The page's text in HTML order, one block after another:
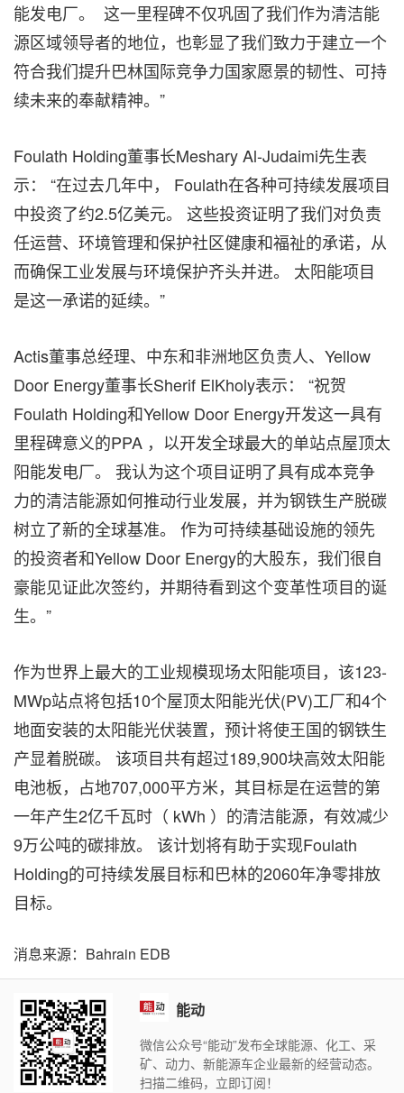
能发电厂。 这一里程碑不仅巩固了我们作为清洁能
源区域领导者的地位，也彰显了我们致力于建立一个
符合我们提升巴林国际竞争力国家愿景的韧性、可持
续未来的奉献精神。”
Foulath Holding董事长Meshary Al-Judaimi先生表
示： “在过去几年中， Foulath在各种可持续发展项目
中投资了约2.5亿美元。 这些投资证明了我们对负责
任运营、环境管理和保护社区健康和福祉的承诺，从
而确保工业发展与环境保护齐头并进。 太阳能项目
是这一承诺的延续。”
Actis董事总经理、中东和非洲地区负责人、Yellow
Door Energy董事长Sherif ElKholy表示： “祝贺
Foulath Holding和Yellow Door Energy开发这一具有
里程碑意义的PPA ，以开发全球最大的单站点屋顶太
阳能发电厂。 我认为这个项目证明了具有成本竞争
力的清洁能源如何推动行业发展，并为钢铁生产脱碳
树立了新的全球基准。 作为可持续基础设施的领先
的投资者和Yellow Door Energy的大股东，我们很自
豪能见证此次签约，并期待看到这个变革性项目的诞
生。”
作为世界上最大的工业规模现场太阳能项目，该123-
MWp站点将包括10个屋顶太阳能光伏(PV)工厂和4个
地面安装的太阳能光伏装置，预计将使王国的钢铁生
产显着脱碳。 该项目共有超过189,900块高效太阳能
电池板，占地707,000平方米，其目标是在运营的第
一年产生2亿千瓦时（ kWh ）的清洁能源，有效减少
9万公吨的碳排放。 该计划将有助于实现Foulath
Holding的可持续发展目标和巴林的2060年净零排放
目标。
消息来源：Bahrain EDB
能动
微信公众号“能动”发布全球能源、化工、采
矿、动力、新能源车企业最新的经营动态。
扫描二维码，立即订阅！